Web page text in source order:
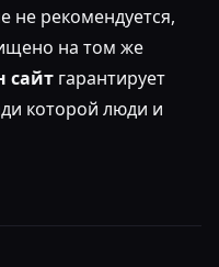
не рекомендуется,
на том же
сайт гарантирует
которой люди и